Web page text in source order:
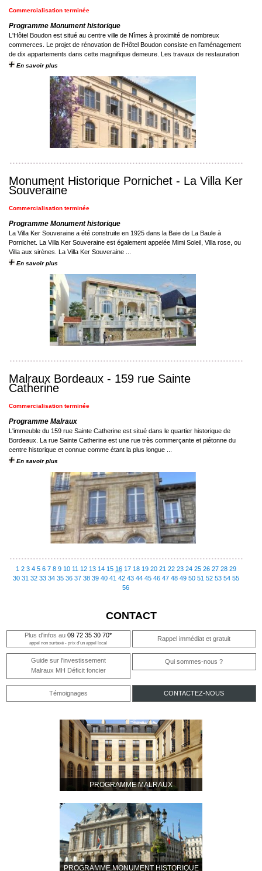
Commercialisation terminée
Programme Monument historique
L'Hôtel Boudon est situé au centre ville de Nîmes à proximité de nombreux
commerces. Le projet de rénovation de l'Hôtel Boudon consiste en l'aménagement
de dix appartements dans cette magnifique demeure. Les travaux de restauration
de l' ...
En savoir plus
Monument Historique Pornichet - La Villa Ker
Souveraine
Commercialisation terminée
Programme Monument historique
La Villa Ker Souveraine a été construite en 1925 dans la Baie de La Baule à
Pornichet. La Villa Ker Souveraine est également appelée Mimi Soleil, Villa rose, ou
Villa aux sirènes. La Villa Ker Souveraine ...
En savoir plus
Malraux Bordeaux - 159 rue Sainte
Catherine
Commercialisation terminée
Programme Malraux
L'immeuble du 159 rue Sainte Catherine est situé dans le quartier historique de
Bordeaux. La rue Sainte Catherine est une rue très commerçante et piétonne du
centre historique et connue comme étant la plus longue ...
En savoir plus
1 2 3 4 5 6 7 8 9 10 11 12 13 14 15 16 17 18 19 20 21 22 23 24 25 26 27 28 29
30 31 32 33 34 35 36 37 38 39 40 41 42 43 44 45 46 47 48 49 50 51 52 53 54 55
56
CONTACT
Plus d'infos au 09 72 35 30 70*
appel non surtaxé - prix d'un appel local
Rappel immédiat et gratuit
Guide sur l'investissement
Malraux MH Déficit foncier
Qui sommes-nous ?
Témoignages CONTACTEZ-NOUS
PROGRAMME MALRAUX
PROGRAMME MONUMENT HISTORIQUE